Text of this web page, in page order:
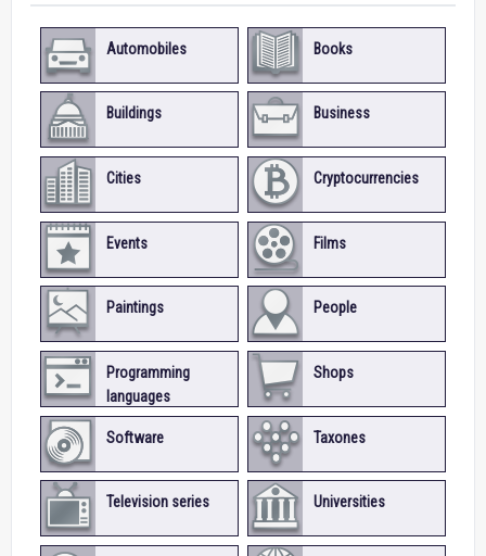
Automobiles Books
Buildings Business
Cities Cryptocurrencies
Events Films
Paintings People
Programming
languages
Shops
Software Taxones
Television series Universities